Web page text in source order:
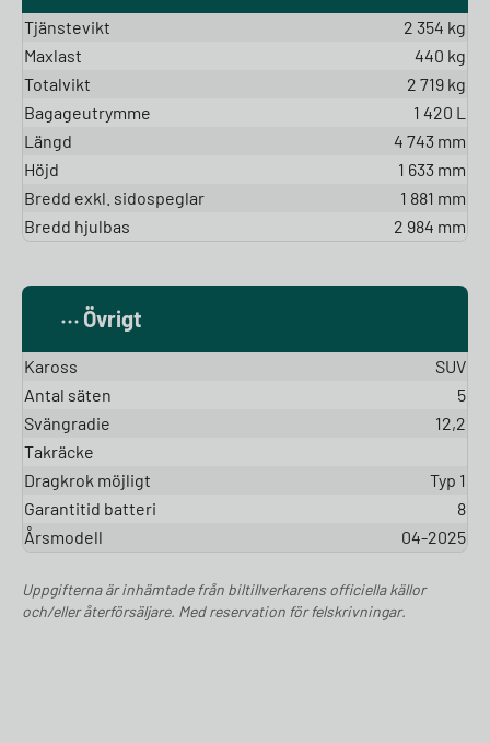
Tjänstevikt
2 354 kg
Maxlast
440 kg
Totalvikt
2 719 kg
Bagageutrymme
1 420 L
Längd
4 743 mm
Höjd
1 633 mm
Bredd exkl. sidospeglar
1 881 mm
Bredd hjulbas
2 984 mm
Övrigt
Kaross
SUV
Antal säten
5
Svängradie
12,2
Takräcke
Dragkrok möjligt
Typ 1
Garantitid batteri
8
Årsmodell
04-2025
Uppgifterna är inhämtade från biltillverkarens officiella källor
och/eller återförsäljare. Med reservation för felskrivningar.